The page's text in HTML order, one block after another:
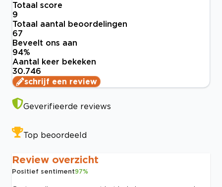
Totaal score
9
Totaal aantal beoordelingen
67
Beveelt ons aan
94%
Aantal keer bekeken
30.746
schrijf een review
Geverifieerde reviews
Top beoordeeld
Review overzicht
Positief sentiment97%